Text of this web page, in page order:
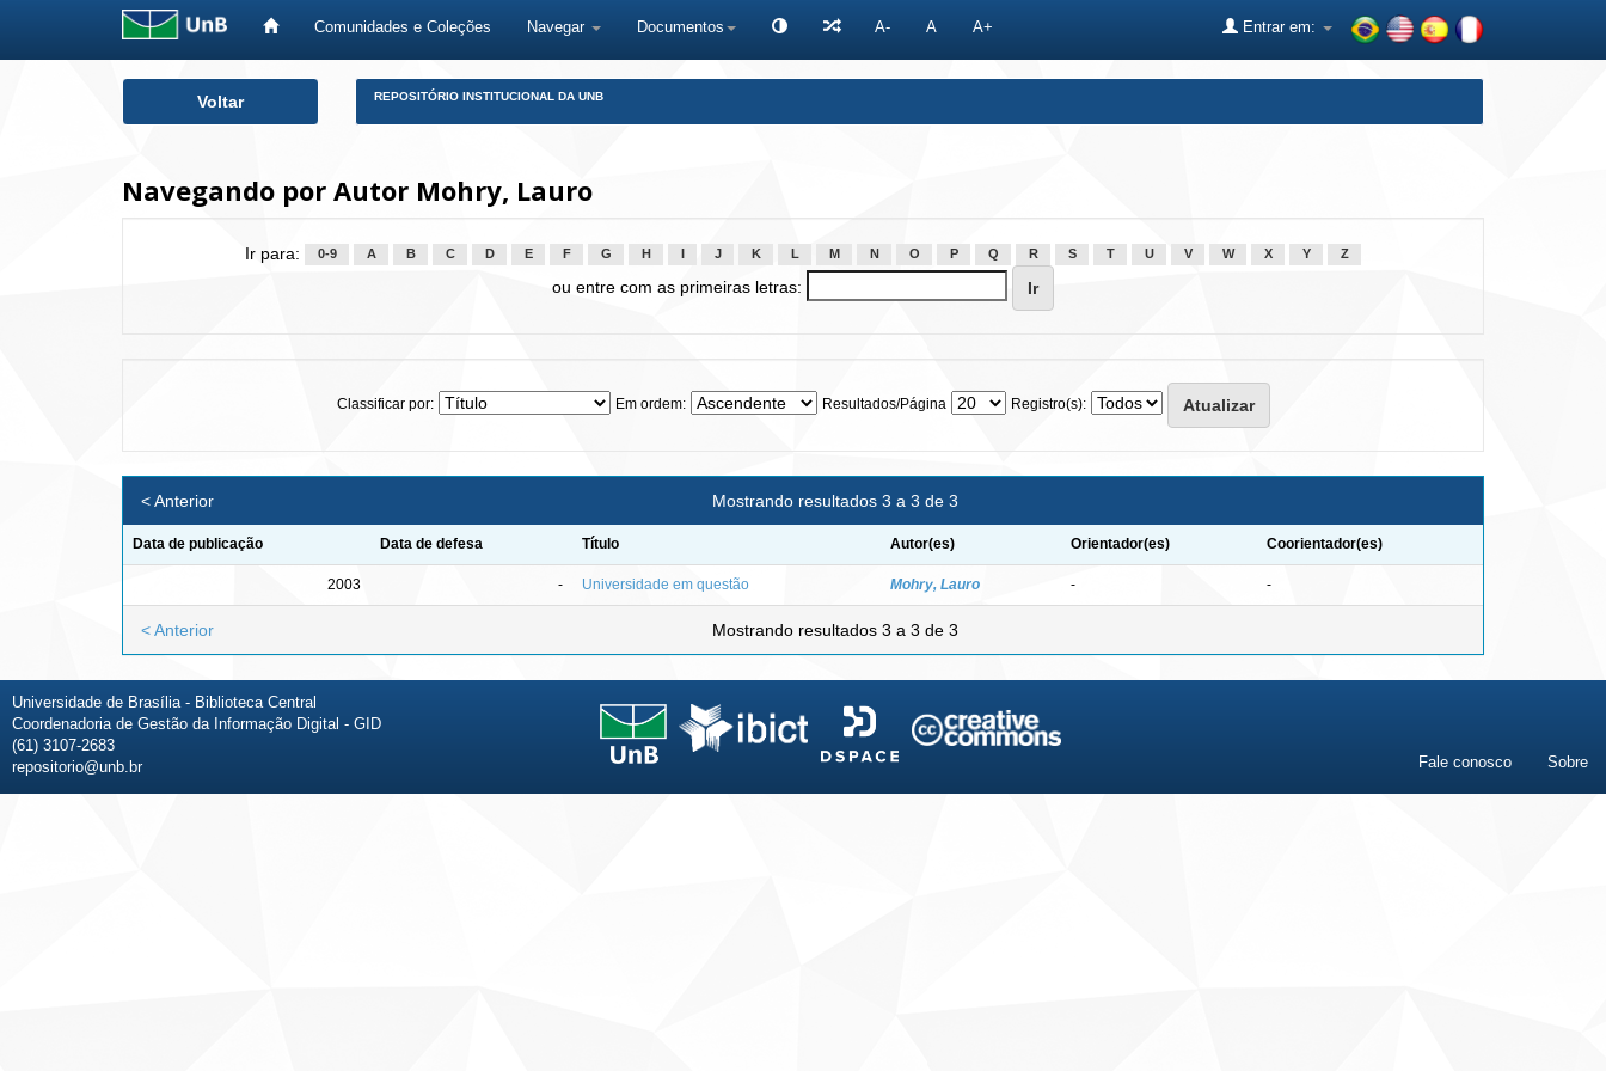
Comunidades e Coleções Navegar Documentos A- A A+ Entrar em:
Voltar REPOSITÓRIO INSTITUCIONAL DA UNB
Navegando por Autor Mohry, Lauro
Ir para: 0-9 A B C D E F G H J K L M N O P Q R S T U V W X Y Z
ou entre com as primeiras letras:
Classificar por: Em ordem: Resultados/Página Registro(s):
Mostrando resultados 3 a 3 de 3
< Anterior
Data de publicação Data de defesa Título Autor(es) Orientador(es) Coorientador(es)
2003 - Universidade em questão Mohry, Lauro - -
Mostrando resultados 3 a 3 de 3
< Anterior
Universidade de Brasília - Biblioteca Central
Coordenadoria de Gestão da Informação Digital - GID
(61) 3107-2683
repositorio@unb.br
Fale conosco Sobre